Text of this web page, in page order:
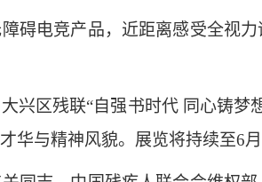
电竞产品，近距离感受全视力
区残联“自强书时代 同心铸梦
华与精神风貌。展览将持续至6